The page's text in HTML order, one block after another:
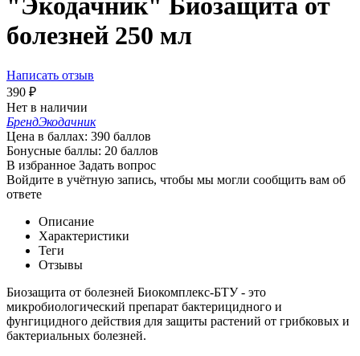
"Экодачник" Биозащита от
болезней 250 мл
Написать отзыв
390 ₽
Нет в наличии
БрендЭкодачник
Цена в баллах: 390 баллов
Бонусные баллы: 20 баллов
В избранное Задать вопрос
Войдите в учётную запись, чтобы мы могли сообщить вам об
ответе
Описание
Характеристики
Теги
Отзывы
Биозащита от болезней Биокомплекс-БТУ - это
микробиологический препарат бактерицидного и
фунгицидного действия для защиты растений от грибковых и
бактериальных болезней.